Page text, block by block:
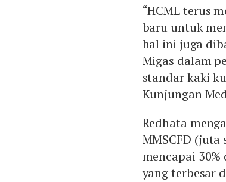
“HCML terus
baru untuk
hal ini juga
Migas dalam
standar kaki
Kunjungan
Redhata
MMSCFD
mencapai
yang terbesar